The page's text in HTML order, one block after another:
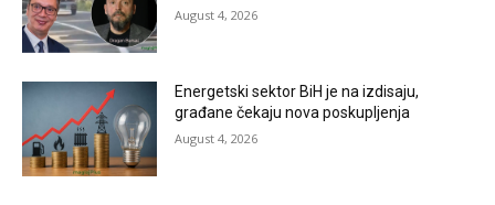
August 4, 2026
Energetski sektor BiH je na izdisaju,
građane čekaju nova poskupljenja
August 4, 2026